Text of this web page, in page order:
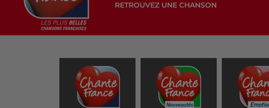
RETROUVEZ UNE CHANSON